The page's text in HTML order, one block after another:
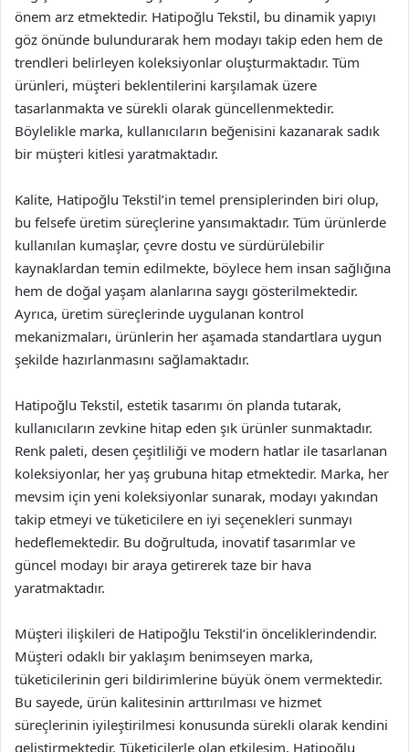
önem arz etmektedir. Hatipoğlu Tekstil, bu dinamik yapıyı
göz önünde bulundurarak hem modayı takip eden hem de
trendleri belirleyen koleksiyonlar oluşturmaktadır. Tüm
ürünleri, müşteri beklentilerini karşılamak üzere
tasarlanmakta ve sürekli olarak güncellenmektedir.
Böylelikle marka, kullanıcıların beğenisini kazanarak sadık
bir müşteri kitlesi yaratmaktadır.
Kalite, Hatipoğlu Tekstil’in temel prensiplerinden biri olup,
bu felsefe üretim süreçlerine yansımaktadır. Tüm ürünlerde
kullanılan kumaşlar, çevre dostu ve sürdürülebilir
kaynaklardan temin edilmekte, böylece hem insan sağlığına
hem de doğal yaşam alanlarına saygı gösterilmektedir.
Ayrıca, üretim süreçlerinde uygulanan kontrol
mekanizmaları, ürünlerin her aşamada standartlara uygun
şekilde hazırlanmasını sağlamaktadır.
Hatipoğlu Tekstil, estetik tasarımı ön planda tutarak,
kullanıcıların zevkine hitap eden şık ürünler sunmaktadır.
Renk paleti, desen çeşitliliği ve modern hatlar ile tasarlanan
koleksiyonlar, her yaş grubuna hitap etmektedir. Marka, her
mevsim için yeni koleksiyonlar sunarak, modayı yakından
takip etmeyi ve tüketicilere en iyi seçenekleri sunmayı
hedeflemektedir. Bu doğrultuda, inovatif tasarımlar ve
güncel modayı bir araya getirerek taze bir hava
yaratmaktadır.
Müşteri ilişkileri de Hatipoğlu Tekstil’in önceliklerindendir.
Müşteri odaklı bir yaklaşım benimseyen marka,
tüketicilerinin geri bildirimlerine büyük önem vermektedir.
Bu sayede, ürün kalitesinin arttırılması ve hizmet
süreçlerinin iyileştirilmesi konusunda sürekli olarak kendini
geliştirmektedir. Tüketicilerle olan etkileşim, Hatipoğlu